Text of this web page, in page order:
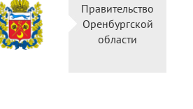
Правительство
Оренбургской
области